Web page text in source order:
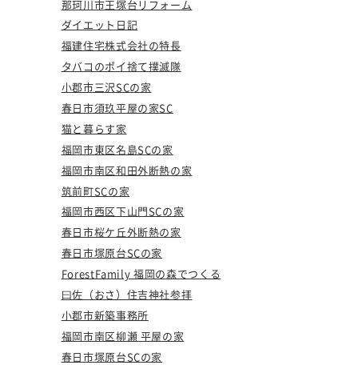
那珂川市王塚台リフォーム
ダイエット日記
福建住宅株式会社の特長
タバコのポイ捨て撲滅隊
小郡市三沢SCの家
春日市須玖平屋の家SC
猫と暮らす家
福岡市東区名島SCの家
福岡市南区和田外断熱の家
筑前町SCの家
福岡市西区下山門SCの家
春日市桜ケ丘外断熱の家
春日市塚原台SCの家
ForestFamily 福岡の森でつくる
曰佐（おさ）住吉神社参拝
小郡市新築事務所
福岡市南区柳瀬 平屋の家
春日市塚原台SCの家